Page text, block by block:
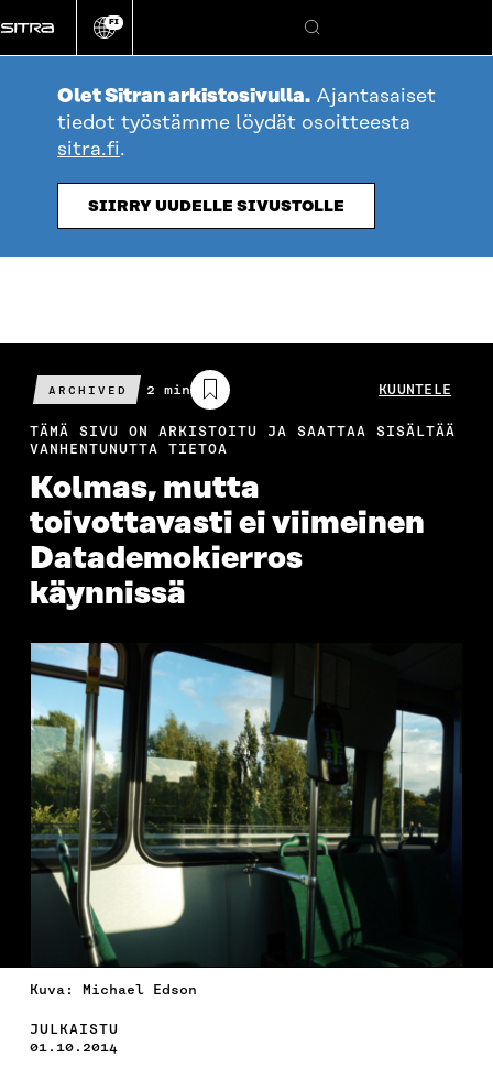
suoraan
sisältöön
Vaihda
kieli
FI
Hae
Olet Sitran arkistosivulla. Ajantasaiset
tiedot työstämme löydät osoitteesta
sitra.fi.
SIIRRY UUDELLE SIVUSTOLLE
ARCHIVED
Arvioitu
lukuaika
2 min KUUNTELE
TÄMÄ SIVU ON ARKISTOITU JA SAATTAA SISÄLTÄÄ
VANHENTUNUTTA TIETOA
Kolmas, mutta
toivottavasti ei viimeinen
Datademokierros
käynnissä
Kuva: Michael Edson
JULKAISTU
01.10.2014